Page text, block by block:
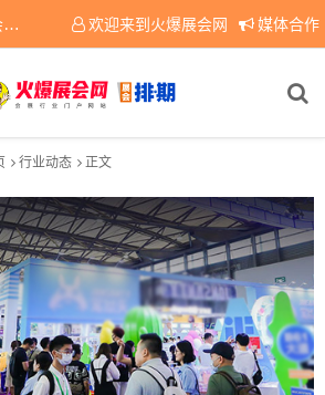
欢迎来到火爆展会网 媒体合作
行业动态 正文